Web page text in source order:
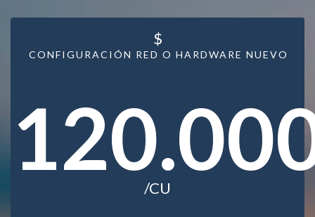
CONFIGURACIÓN RED O HARDWARE NUEVO
$
/CU